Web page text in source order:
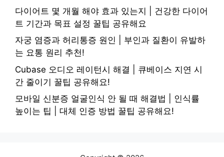
다이어트 몇 개월 해야 효과 있는지 | 건강한 다이어
트 기간과 목표 설정 꿀팁 공유해요
자궁 염증과 허리통증 원인 | 부인과 질환이 유발하
는 요통 원리 추천!
Cubase 오디오 레이턴시 해결 | 큐베이스 지연 시
간 줄이기 꿀팁 공유해요!
모바일 신분증 얼굴인식 안 될 때 해결법 | 인식률
높이는 팁 | 대체 인증 방법 꿀팁 공유해요!